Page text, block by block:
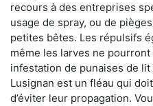
recours à des entreprises
usage de spray, ou de
petites bêtes. Les répulsifs
même les larves ne
infestation de punaises de
Lusignan est un fléau qui
d’éviter leur propagation.